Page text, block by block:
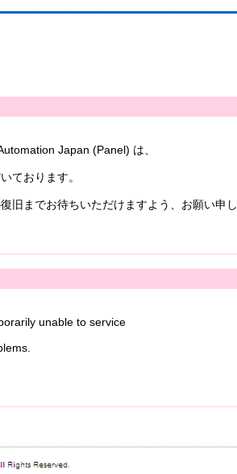
Japan (Panel) は、
ております。
旧までお待ちいただけますよう、お願い申し
unable to service